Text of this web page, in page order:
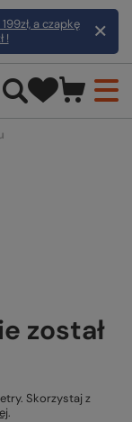
a czapkę
!
został
Skorzystaj z
.